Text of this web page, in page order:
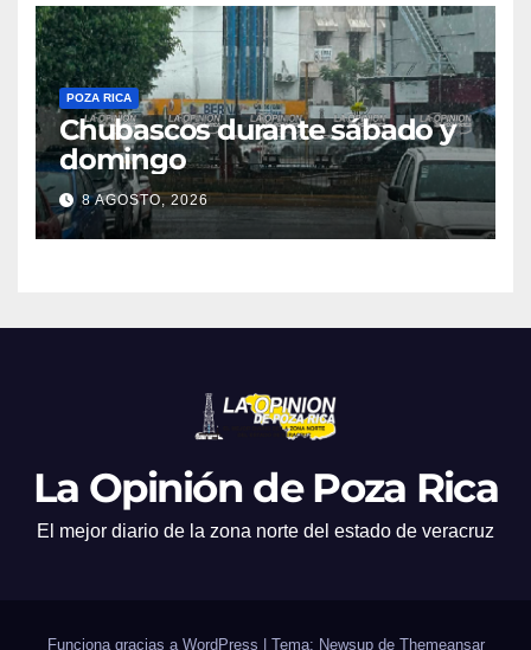
POZA RICA
Chubascos durante sábado y
domingo
8 AGOSTO, 2026
La Opinión de Poza Rica
El mejor diario de la zona norte del estado de veracruz
Funciona gracias a WordPress Tema: Newsup de Themeansar